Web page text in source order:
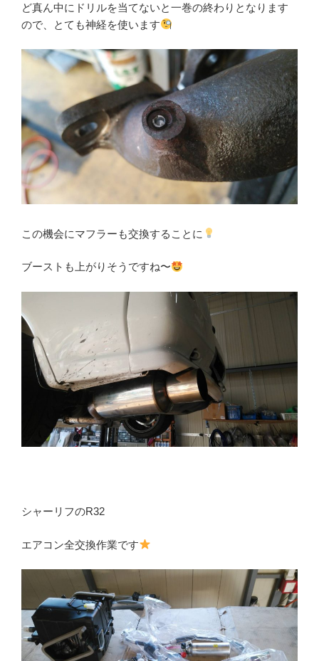
ど真ん中にドリルを当てないと一巻の終わりとなります
ので、とても神経を使います
この機会にマフラーも交換することに
ブーストも上がりそうですね〜
シャーリフのR32
エアコン全交換作業です